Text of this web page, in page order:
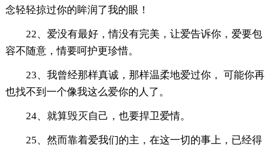
念轻轻掠过你的眸润了我的眼！
22、爱没有最好，情没有完美，让爱告诉你，爱要包
容不随意，情要呵护更珍惜。
23、我曾经那样真诚，那样温柔地爱过你， 可能你再
也找不到一个像我这么爱你的人了。
24、就算毁灭自己，也要捍卫爱情。
25、然而靠着爱我们的主，在这一切的事上，已经得